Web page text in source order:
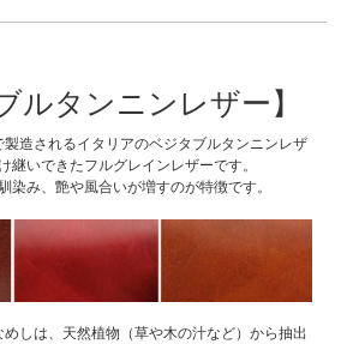
ルタンニンレザー】
製造されるイタリアのベジタブルタンニンレザ
継いできたフルグレインレザーです。
染み、艶や風合いが増すのが特徴です。
しは、天然植物（草や木の汁など）から抽出